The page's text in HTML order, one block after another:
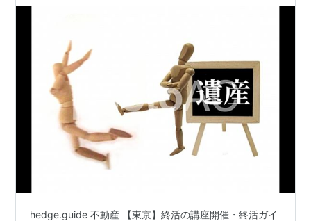
hedge.guide 不動産 【東京】終活の講座開催・終活ガイ